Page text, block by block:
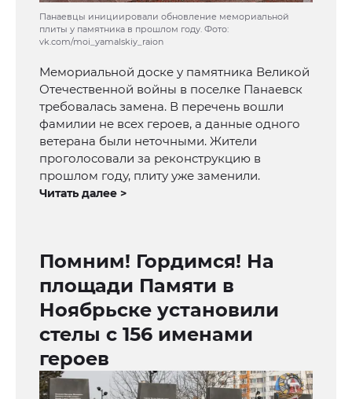
Панаевцы инициировали обновление мемориальной
плиты у памятника в прошлом году. Фото:
vk.com/moi_yamalskiy_raion
Мемориальной доске у памятника Великой
Отечественной войны в поселке Панаевск
требовалась замена. В перечень вошли
фамилии не всех героев, а данные одного
ветерана были неточными. Жители
проголосовали за реконструкцию в
прошлом году, плиту уже заменили.
Читать далее >
Помним! Гордимся! На
площади Памяти в
Ноябрьске установили
стелы с 156 именами
героев